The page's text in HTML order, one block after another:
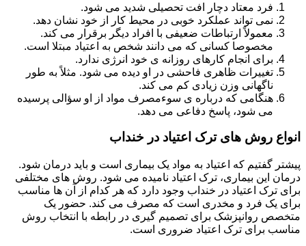
فرد معتاد دچار افت تحصیلی شدید می شود.
نمی تواند عملکرد خوبی در محیط کار از خود نشان دهد.
معمولاً ارتباطات ضعیفی با افراد دیگر برقرار می کند.
مخصوصا کسانی که می دانند شخص به اعتیاد مبتلا است.
برای انجام کارهای روزانه ی خود انرژی ندارد.
تغییرات ظاهری فاحشی در او دیده می شود. مثلاً به طور
ناگهانی وزن زیادی کم می کند.
هنگامی که درباره ی سوءمصرف مواد از او سؤالی پرسیده
می شود، پاسخ دفاعی می دهد.
انواع روش های ترک اعتیاد در خنداب
پیشتر گفتیم که اعتیاد به مواد یک بیماری است و باید درمان شود.
درمان این بیماری، ترک اعتیاد نامیده می شود. روش های مختلفی
برای ترک اعتیاد در خنداب وجود دارد که هر کدام از آن ها مناسب
برای یک فرد و مخدری است که مصرف می کند. حضور یک
متخصص روانپزشک برای تصمیم گیری در رابطه با انتخاب روش
مناسب برای ترک اعتیاد ضروری است.